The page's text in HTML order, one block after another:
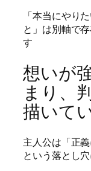
「本当にやり
と」は別軸で
す
想いが
まり、
描いて
主人公は「正
という落とし